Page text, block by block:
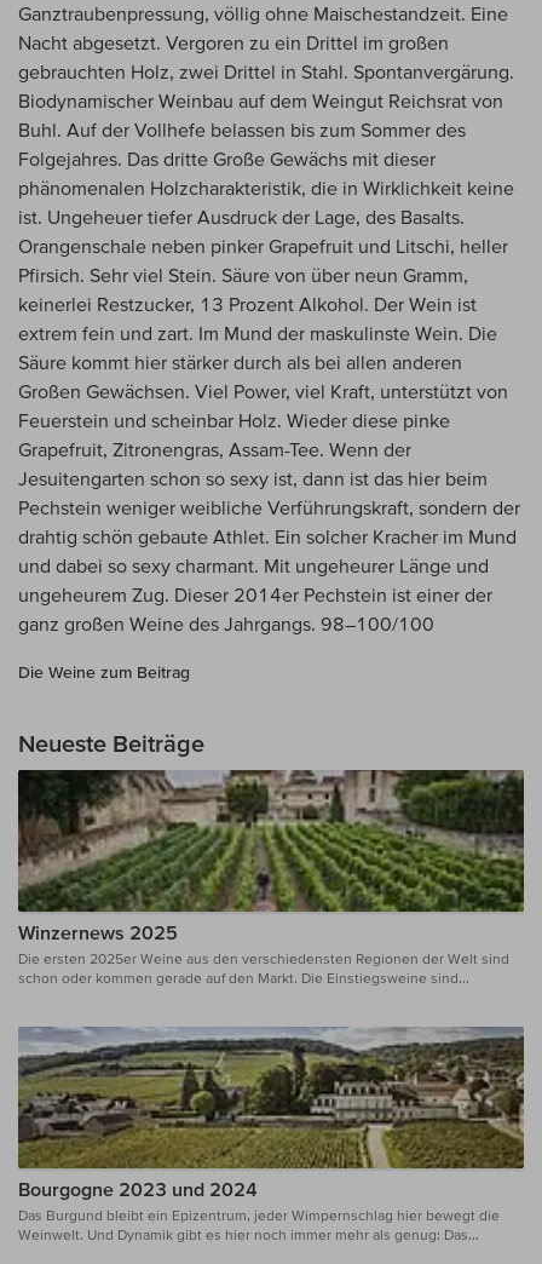
Ganztraubenpressung, völlig ohne Maischestandzeit. Eine
Nacht abgesetzt. Vergoren zu ein Drittel im großen
gebrauchten Holz, zwei Drittel in Stahl. Spontanvergärung.
Biodynamischer Weinbau auf dem Weingut Reichsrat von
Buhl. Auf der Vollhefe belassen bis zum Sommer des
Folgejahres. Das dritte Große Gewächs mit dieser
phänomenalen Holzcharakteristik, die in Wirklichkeit keine
ist. Ungeheuer tiefer Ausdruck der Lage, des Basalts.
Orangenschale neben pinker Grapefruit und Litschi, heller
Pfirsich. Sehr viel Stein. Säure von über neun Gramm,
keinerlei Restzucker, 13 Prozent Alkohol. Der Wein ist
extrem fein und zart. Im Mund der maskulinste Wein. Die
Säure kommt hier stärker durch als bei allen anderen
Großen Gewächsen. Viel Power, viel Kraft, unterstützt von
Feuerstein und scheinbar Holz. Wieder diese pinke
Grapefruit, Zitronengras, Assam-Tee. Wenn der
Jesuitengarten schon so sexy ist, dann ist das hier beim
Pechstein weniger weibliche Verführungskraft, sondern der
drahtig schön gebaute Athlet. Ein solcher Kracher im Mund
und dabei so sexy charmant. Mit ungeheurer Länge und
ungeheurem Zug. Dieser 2014er Pechstein ist einer der
ganz großen Weine des Jahrgangs. 98–100/100
Die Weine zum Beitrag
Neueste Beiträge
Winzernews 2025
Die ersten 2025er Weine aus den verschiedensten Regionen der Welt sind
schon oder kommen gerade auf den Markt. Die Einstiegsweine sind...
Bourgogne 2023 und 2024
Das Burgund bleibt ein Epizentrum, jeder Wimpernschlag hier bewegt die
Weinwelt. Und Dynamik gibt es hier noch immer mehr als genug: Das...